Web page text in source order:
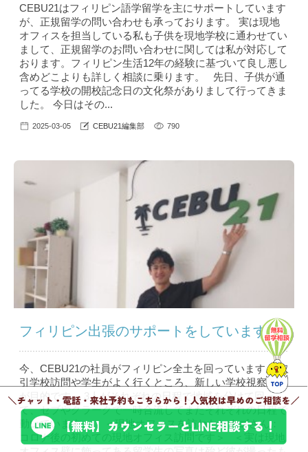
CEBU21はフィリピン語学留学を主にサポートしています
が、正規留学の問い合わせも承っております。 実は現地
オフィスを担当している私も子供を現地学校に通わせてい
まして、正規留学のお問い合わせに関しては私が対応して
おります。フィリピン生活12年の経験に基づいて良し悪し
含めどこよりも詳しく相談に乗ります。 先日、子供が通
ってる学校の開校記念日の文化祭がありまして行ってきま
した。 今日はその...
2025-03-05 CEBU21編集部 790
フィリピン出張のサポートをしています。
今、CEBU21の社員がフィリピン全土を回っています。 取
引学校訪問や学生がよく行くところ、新しい学校視察など
が目的です。 3人がそれぞれの日程で地域を分けて回っ
て、セブやクラークで一時合流してまたそれぞれの日程で
動いています。 ＜現地オフィスを訪ねたヒナゴさん：
コロナ後の初めての現地オフィス訪問です＞ ＜実は現地